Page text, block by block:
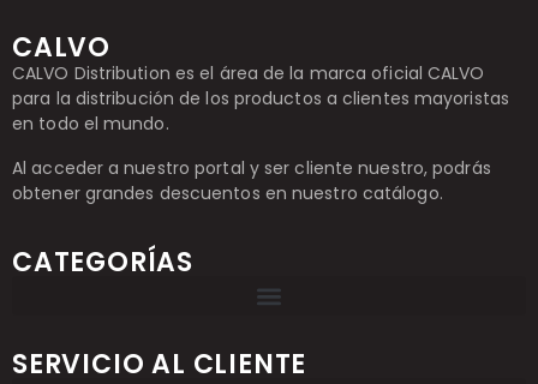
CALVO
CALVO Distribution es el área de la marca oficial CALVO
para la distribución de los productos a clientes mayoristas
en todo el mundo.
Al acceder a nuestro portal y ser cliente nuestro, podrás
obtener grandes descuentos en nuestro catálogo.
CATEGORÍAS
SERVICIO AL CLIENTE